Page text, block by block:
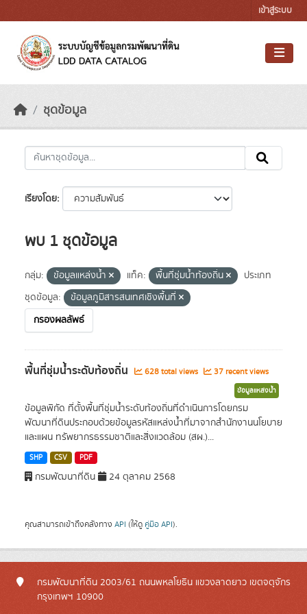
เข้าสู่ระบบ
ชุดข้อมูล
เรียงโดย
พบ 1 ชุดข้อมูล
กลุ่ม: ข้อมูลแหล่งน้ำ แท็ค: พื้นที่ชุ่มน้ำท้องถิ่น
ประเภท
ชุดข้อมูล:
ข้อมูลภูมิสารสนเทศเชิงพื้นที่
กรองผลลัพธ์
พื้นที่ชุ่มน้ำระดับท้องถิ่น 628 total views 37 recent views
ข้อมูลแหล่งน้ำ
ข้อมูลพิกัด ที่ตั้งพื้นที่ชุ่มน้ำระดับท้องถิ่นที่ดำเนินการโดยกรม
พัฒนาที่ดินประกอบด้วยข้อมูลรหัสแหล่งน้ำที่มาจากสำนักงานนโยบาย
และแผน ทรัพยากรธรรมชาติและสิ่งแวดล้อม (สผ.)...
SHP CSV PDF
กรมพัฒนาที่ดิน 24 ตุลาคม 2568
คุณสามารถเข้าถึงคลังทาง API (ให้ดู คู่มือ API).
กรมพัฒนาที่ดิน 2003/61 ถนนพหลโยธิน แขวงลาดยาว เขตจตุจักร
กรุงเทพฯ 10900